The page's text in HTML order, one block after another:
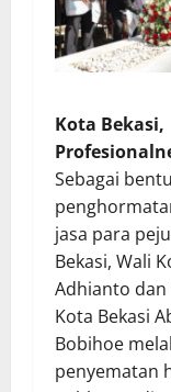
Kota Bekasi,
Sebagai
jasa para
Bekasi, Wali
Adhianto dan
Kota Bekasi
Bobihoe
penyematan